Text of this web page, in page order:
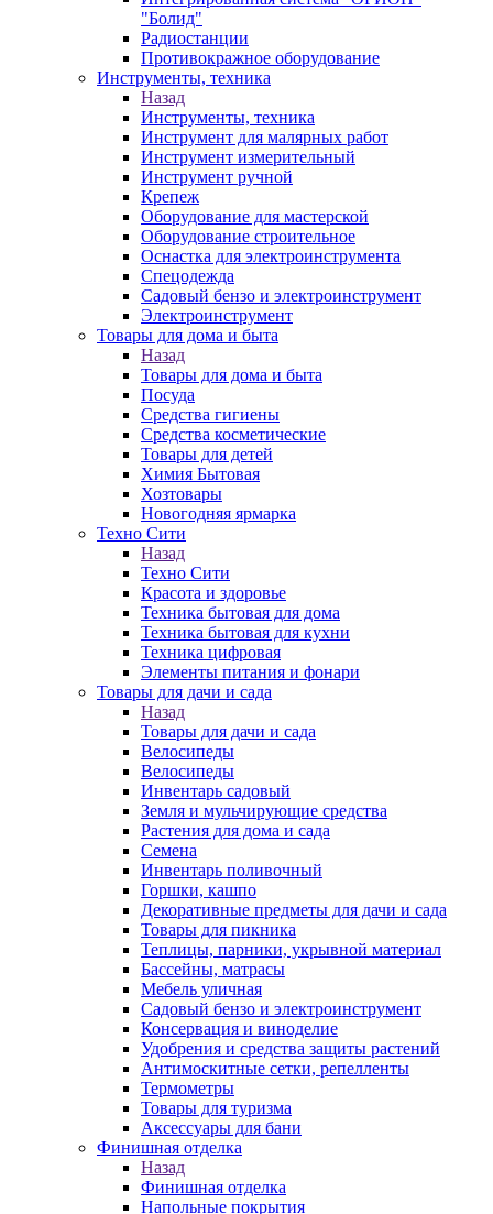
"Болид"
Радиостанции
Противокражное оборудование
Инструменты, техника
Назад
Инструменты, техника
Инструмент для малярных работ
Инструмент измерительный
Инструмент ручной
Крепеж
Оборудование для мастерской
Оборудование строительное
Оснастка для электроинструмента
Спецодежда
Садовый бензо и электроинструмент
Электроинструмент
Товары для дома и быта
Назад
Товары для дома и быта
Посуда
Средства гигиены
Средства косметические
Товары для детей
Химия Бытовая
Хозтовары
Новогодняя ярмарка
Техно Сити
Назад
Техно Сити
Красота и здоровье
Техника бытовая для дома
Техника бытовая для кухни
Техника цифровая
Элементы питания и фонари
Товары для дачи и сада
Назад
Товары для дачи и сада
Велосипеды
Велосипеды
Инвентарь садовый
Земля и мульчирующие средства
Растения для дома и сада
Семена
Инвентарь поливочный
Горшки, кашпо
Декоративные предметы для дачи и сада
Товары для пикника
Теплицы, парники, укрывной материал
Бассейны, матрасы
Мебель уличная
Садовый бензо и электроинструмент
Консервация и виноделие
Удобрения и средства защиты растений
Антимоскитные сетки, репелленты
Термометры
Товары для туризма
Аксессуары для бани
Финишная отделка
Назад
Финишная отделка
Напольные покрытия